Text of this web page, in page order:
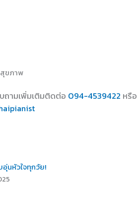
ขภาพ
ถามเพิ่มเติมติดต่อ 094-4539422 หรือ
นหัวใจทุกวัย!